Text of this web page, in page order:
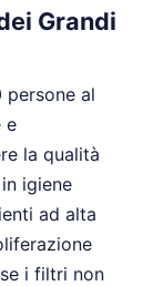
Grandi
persone al
e
la qualità
igiene
ad alta
i filtri non